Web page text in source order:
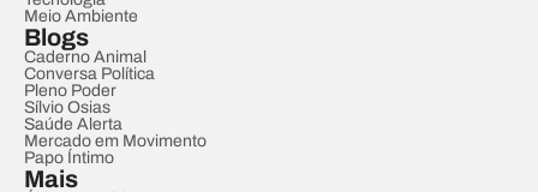
Meio Ambiente
Blogs
Caderno Animal
Conversa Política
Pleno Poder
Sílvio Osias
Saúde Alerta
Mercado em Movimento
Papo Íntimo
Mais